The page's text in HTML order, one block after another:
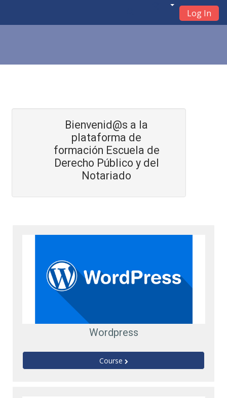
Log In
Bienvenid@s a la
plataforma de
formación Escuela de
Derecho Público y del
Notariado
Wordpress
Course